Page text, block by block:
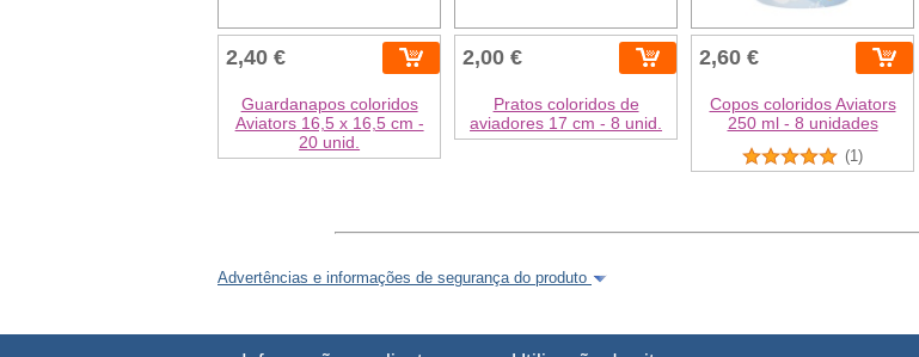
2,40 €
Guardanapos coloridos
Aviators 16,5 x 16,5 cm -
20 unid.
2,00 €
Pratos coloridos de
aviadores 17 cm - 8 unid.
2,60 €
Copos coloridos Aviators
250 ml - 8 unidades
(1)
Advertências e informações de segurança do produto